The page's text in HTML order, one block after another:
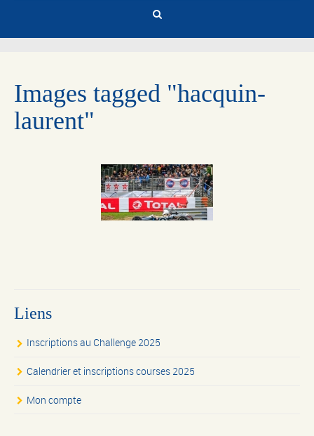
Images tagged "hacquin-
laurent"
Liens
Inscriptions au Challenge 2025
Calendrier et inscriptions courses 2025
Mon compte